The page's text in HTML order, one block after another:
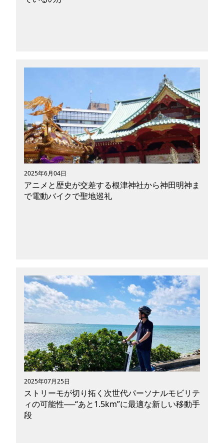
みなさんは「LRT」という単語を聞いたことがあ
りますか？現在、二酸化炭素排出量削減や交通渋
滞緩和を実現するために、世界各国で公共交通機
関の利用を推進しています。「LRT」はその取り
組みの一環として開発された次世代型路面電車
で、環境負荷を軽減する新しいモビリティとして
注目を集めています。今回は地域活性化やバリア
フリーの観点からも評価が高く、新たな公共交通
機関として日本でも実証実験が行われている
「LRT」について紹介します。
2025年6月04日
アニメと歴史が交差する根津神社から神田明神ま
で電動バイクで聖地巡礼
古き良き下町情緒と、最先端のアニメカルチャ
ー。根津神社から神田明神へ、小型電動バイクで
静かに巡る新しい聖地巡礼ツーリズム。日本文化
とアニメを体感できる、今だけの特別な東京の楽
しみ方を紹介します。
2025年07月25日
ストリーモが切り拓く次世代パーソナルモビリテ
ィの可能性──“あと1.5km”に最適な新しい移動手
段